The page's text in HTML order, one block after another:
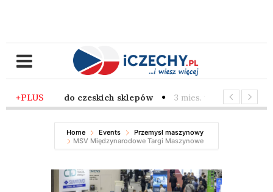
+PLUS do czeskich sklepów 3 mies. temu
Praga:
Home Events
Przemysł maszynowy
MSV Międzynarodowe Targi Maszynowe